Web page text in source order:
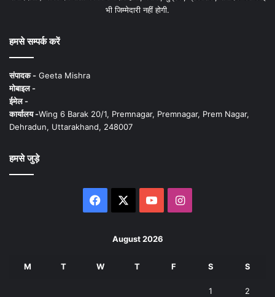
भी जिम्मेदारी नहीं होगी.
हमसे सम्पर्क करें
संपादक - Geeta Mishra
मोबाइल -
ईमेल -
कार्यालय -Wing 6 Barak 20/1, Premnagar, Premnagar, Prem Nagar,
Dehradun, Uttarakhand, 248007
हमसे जुड़े
Facebook YouTubeInstagram
August 2026
M T W T F S S
1 2